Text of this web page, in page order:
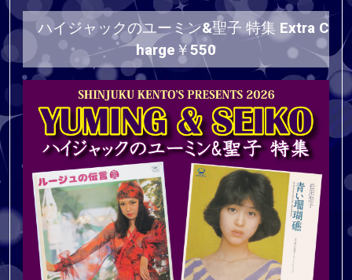
ハイジャックのユーミン&聖子 特集 Extra C
harge￥550